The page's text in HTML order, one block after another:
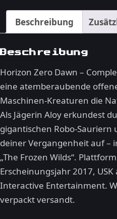
PlayStation
Menge
Beschreibung
Beschreibung
Horizon Zero Dawn –
eine atemberaubende
Maschinen-Kreaturen die
Als Jägerin Aloy erkundest
gigantischen Robo-Sauriern
deiner Vergangenheit auf –
„The Frozen Wilds“.
Erscheinungsjahr 2017,
Interactive Entertainment.
verpackt versandt.